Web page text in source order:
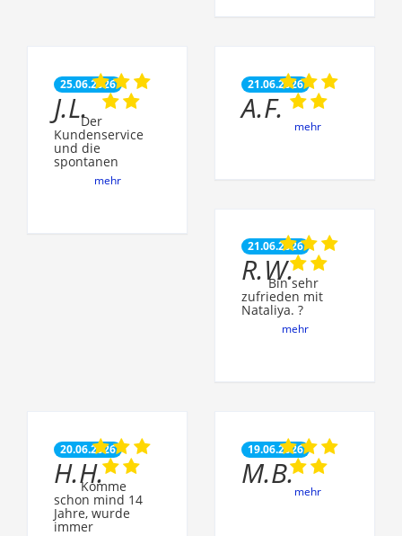
25.06.2026
J.L.Der
Kundenservice
und die
spontanen
mehr
21.06.2026
A.F.
mehr
21.06.2026
R.W.Bin sehr
zufrieden mit
Nataliya. ?
mehr
20.06.2026
H.H.Komme
schon mind 14
Jahre, wurde
immer
19.06.2026
M.B.
mehr